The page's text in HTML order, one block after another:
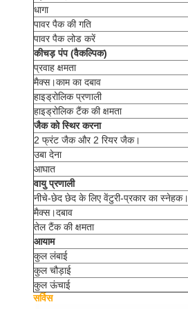
धागा
पावर पैक की गति
पावर पैक लोड करें
कीचड़ पंप (वैकल्पिक)
प्रवाह क्षमता
मैक्स।काम का दबाव
हाइड्रोलिक प्रणाली
हाइड्रोलिक टैंक की क्षमता
जैक को स्थिर करना
2 फ्रंट जैक और 2 रियर जैक।
उबा देना
आघात
वायु प्रणाली
नीचे-छेद छेद के लिए वेंटुरी-प्रकार का स्नेहक।
मैक्स।दबाव
तेल टैंक की क्षमता
आयाम
कुल लंबाई
कुल चौड़ाई
कुल ऊंचाई
सर्विस